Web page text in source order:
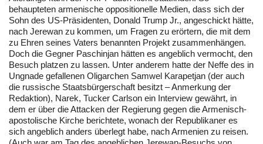
behaupteten armenische oppositionelle Medien, dass sich der
Sohn des US-Präsidenten, Donald Trump Jr., angeschickt hätte,
nach Jerewan zu kommen, um Fragen zu erörtern, die mit dem
zu Ehren seines Vaters benannten Projekt zusammenhängen.
Doch die Gegner Paschinjan hätten es angeblich vermocht, den
Besuch platzen zu lassen. Unter anderem hatte der Neffe des in
Ungnade gefallenen Oligarchen Samwel Karapetjan (der auch
die russische Staatsbürgerschaft besitzt – Anmerkung der
Redaktion), Narek, Tucker Carlson ein Interview gewährt, in
dem er über die Attacken der Regierung gegen die Armenisch-
apostolische Kirche berichtete, wonach der Republikaner es
sich angeblich anders überlegt habe, nach Armenien zu reisen.